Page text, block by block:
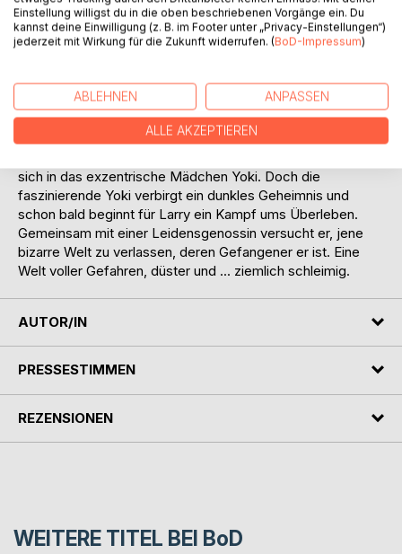
Die Flucht vor dem gewalttätigen Vater
Die erste große Liebe
Das Böse, das dich verschlingt ... mit Haut und Haaren
Jahrelang hat Larry unter seinem gewalttätigen Vater
gelitten. Als auch noch seine Mutter stirbt, beschließt er zu
fliehen. Mit seinem Schulabschluss in der Tasche büxt er
nach Mannheim aus, um ein neues Leben zu beginnen. Dort
sich in das exzentrische Mädchen Yoki. Doch die
faszinierende Yoki verbirgt ein dunkles Geheimnis und
schon bald beginnt für Larry ein Kampf ums Überleben.
Gemeinsam mit einer Leidensgenossin versucht er, jene
bizarre Welt zu verlassen, deren Gefangener er ist. Eine
Welt voller Gefahren, düster und ... ziemlich schleimig.
AUTOR/IN
PRESSESTIMMEN
REZENSIONEN
WEITERE TITEL BEI BoD
Einstellung willigst du in die oben beschriebenen Vorgänge ein. Du
kannst deine Einwilligung (z. B. im Footer unter „Privacy-Einstellungen“)
jederzeit mit Wirkung für die Zukunft widerrufen. (BoD-Impressum)
ABLEHNEN ANPASSEN
ALLE AKZEPTIEREN